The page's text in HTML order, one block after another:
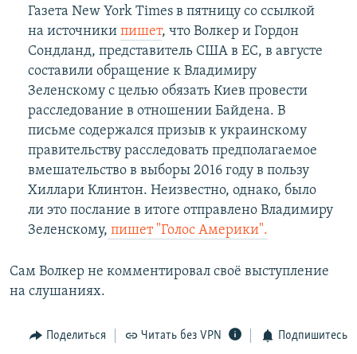
Газета New York Times в пятницу со ссылкой
на источники пишет, что Волкер и Гордон
Сондланд, представитель США в ЕС, в августе
составили обращение к Владимиру
Зеленскому с целью обязать Киев провести
расследование в отношении Байдена. В
письме содержался призыв к украинскому
правительству расследовать предполагаемое
вмешательство в выборы 2016 году в пользу
Хиллари Клинтон. Неизвестно, однако, было
ли это послание в итоге отправлено Владимиру
Зеленскому, пишет "Голос Америки".
Сам Волкер не комментировал своё выступление
на слушаниях.
Поделиться Читать без VPN Подпишитесь